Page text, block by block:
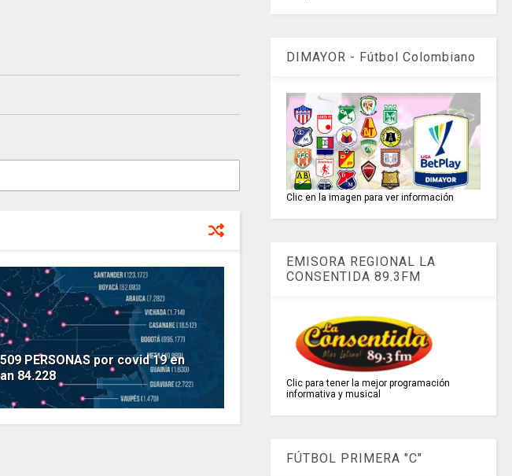
509 PERSONAS por covid 19 en
84.228
DIMAYOR - Fútbol Colombiano
Clic en la imagen para ver información
EMISORA REGIONAL LA
CONSENTIDA 89.3FM
Clic para tener la mejor programación
informativa y musical
FÚTBOL PRIMERA "C"